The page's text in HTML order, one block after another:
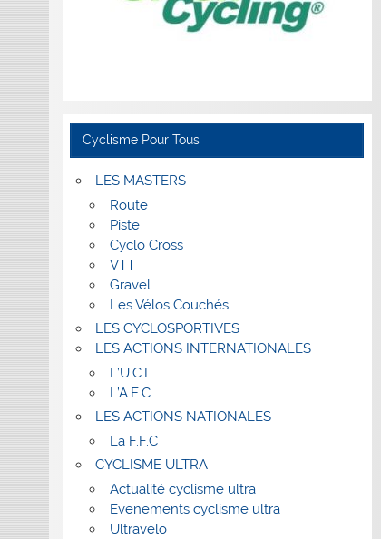
Cyclisme Pour Tous
LES MASTERS
Route
Piste
Cyclo Cross
VTT
Gravel
Les Vélos Couchés
LES CYCLOSPORTIVES
LES ACTIONS INTERNATIONALES
L’U.C.I.
L’A.E.C
LES ACTIONS NATIONALES
La F.F.C
CYCLISME ULTRA
Actualité cyclisme ultra
Evenements cyclisme ultra
Ultravélo